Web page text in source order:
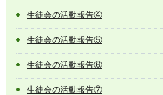
生徒会の活動報告④
生徒会の活動報告⑤
生徒会の活動報告⑥
生徒会の活動報告⑦